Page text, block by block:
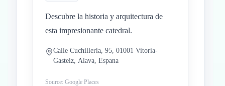
Descubre la historia y arquitectura de
esta impresionante catedral.
Calle Cuchilleria, 95, 01001 Vitoria-
Gasteiz, Alava, Espana
Source: Google Places